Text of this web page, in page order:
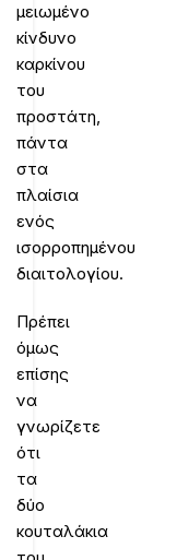
μειωμένο
κίνδυνο
καρκίνου
του
προστάτη,
πάντα
στα
πλαίσια
ενός
ισορροπημένου
διαιτολογίου.
Πρέπει
όμως
επίσης
να
γνωρίζετε
ότι
τα
δύο
κουταλάκια